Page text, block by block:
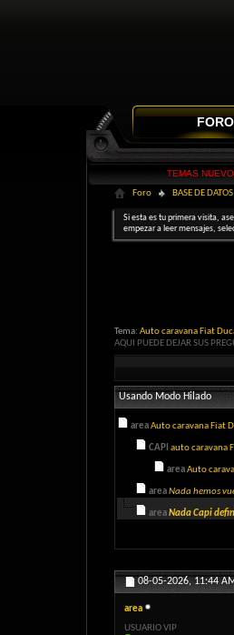
TEMAS
Foro BASE DE
Si esta es tu primera visita,
empezar a leer mensajes,
Tema: Auto caravana Fiat
AQUI PUEDE DEJAR SUS
Usando Modo Hilado
areaAuto caravana Fiat
CAPI auto caravana
areaAuto
areaNada hemos
areaNada Capi
08-05-2026, 11:44
area
USUARIO VIP